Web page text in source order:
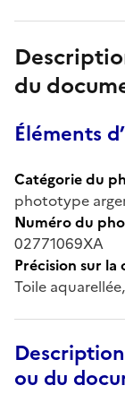
du
Éléments
Catégorie du
phototype
Numéro du
02771069XA
Précision sur
Toile
ou du